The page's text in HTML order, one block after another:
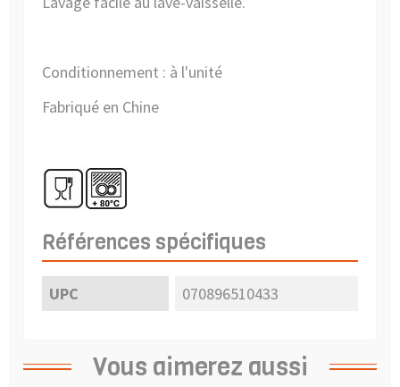
Conditionnement : à l'unité
Fabriqué en Chine
Références spécifiques
UPC 070896510433
Vous aimerez aussi